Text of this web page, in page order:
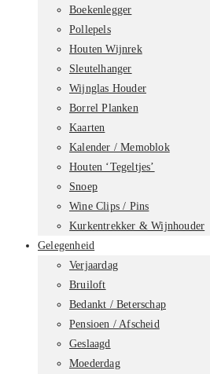
Boekenlegger
Pollepels
Houten Wijnrek
Sleutelhanger
Wijnglas Houder
Borrel Planken
Kaarten
Kalender / Memoblok
Houten ‘Tegeltjes’
Snoep
Wine Clips / Pins
Kurkentrekker & Wijnhouder
Gelegenheid
Verjaardag
Bruiloft
Bedankt / Beterschap
Pensioen / Afscheid
Geslaagd
Moederdag